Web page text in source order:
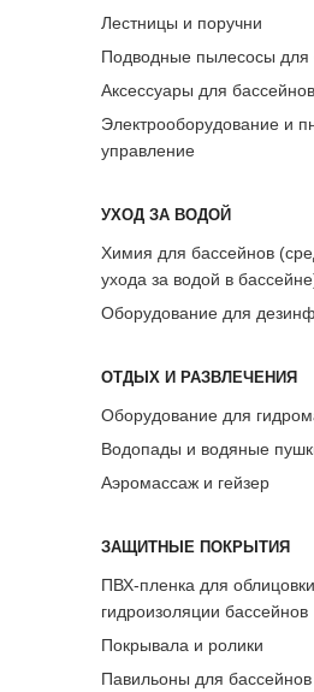
Лестницы и поручни
Подводные пылесосы для
Аксессуары для бассейнов
Электрооборудование и
управление
УХОД ЗА ВОДОЙ
Химия для бассейнов
ухода за водой в
Оборудование для
ОТДЫХ И РАЗВЛЕЧЕНИЯ
Оборудование для
Водопады и водяные
Аэромассаж и гейзер
ЗАЩИТНЫЕ ПОКРЫТИЯ
ПВХ-пленка для
гидроизоляции бассейнов
Покрывала и ролики
Павильоны для бассейнов